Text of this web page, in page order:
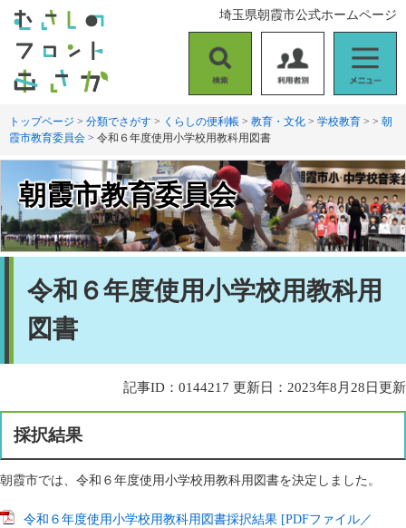
す
。
し
て
へ
索
用
者
別
ニ
ュ
埼玉県朝霞市公式ホームページ
トップページ > 分類でさがす > くらしの便利帳 > 教育・文化 > 学校教育 > > 朝
霞市教育委員会 > 令和６年度使用小学校用教科用図書
朝霞市教育委員会
令和６年度使用小学校用教科用
図書
記事ID：0144217 更新日：2023年8月28日更新
採択結果
朝霞市では、令和６年度使用小学校用教科用図書を決定しました。
令和６年度使用小学校用教科用図書採択結果 [PDFファイル／